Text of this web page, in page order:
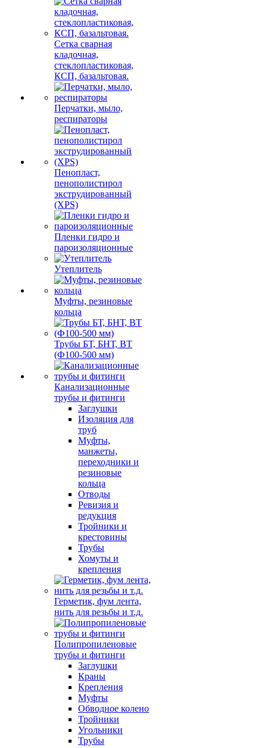
Сетка сварная
кладочная,
стеклопластиковая,
КСП, базальтовая.
Перчатки, мыло,
респираторы
Пенопласт,
пенополистирол
экструдированный
(XPS)
Пленки гидро и
пароизоляционные
Утеплитель
Муфты, резиновые
кольца
Трубы БТ, БНТ, ВТ
(Ф100-500 мм)
Канализационные
трубы и фитинги
Заглушки
Изоляция для
труб
Муфты,
манжеты,
переходники и
резиновые
кольца
Отводы
Ревизия и
редукция
Тройники и
крестовины
Трубы
Хомуты и
крепления
Герметик, фум лента,
нить для резьбы и т.д.
Полипропиленовые
трубы и фитинги
Заглушки
Краны
Крепления
Муфты
Обводное колено
Тройники
Угольники
Трубы